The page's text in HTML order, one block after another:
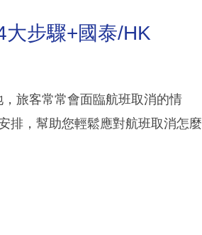
步驟+國泰/HK
旅客常常會面臨航班取消的情
排，幫助您輕鬆應對航班取消怎麼